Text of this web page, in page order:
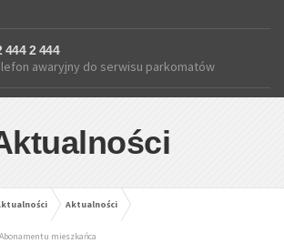
444 2 444
awaryjny do serwisu parkomatów
Aktualności
mieszkańca